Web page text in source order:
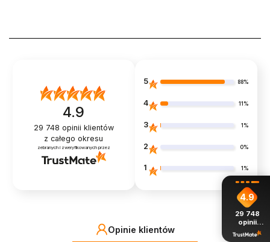
4.9
29 748 opinii klientów
z całego okresu
zebranych i zweryfikowanych przez
5 88%
4 11%
3 1%
2 0%
1 1%
Opinie klientów
4.9
29 748
opinii
z całego
okresu